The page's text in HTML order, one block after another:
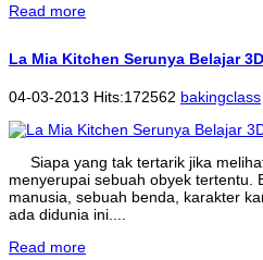
Read more
La Mia Kitchen Serunya Belajar
04-03-2013 Hits:172562 bakingclass
Siapa yang tak tertarik jika
menyerupai sebuah obyek tertentu.
manusia, sebuah benda, karakter
ada didunia ini....
Read more